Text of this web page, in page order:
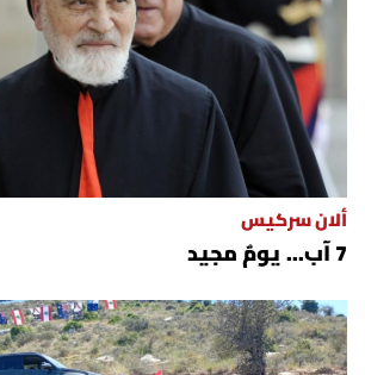
ألان سركيس
7 آب... يومٌ مجيد